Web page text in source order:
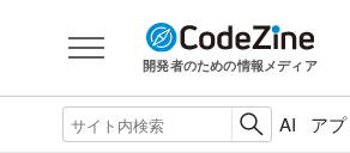
開発者のための情報メディア
AI ア